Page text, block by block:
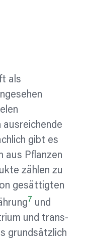
als
ausreichende
gibt es
aus Pflanzen
zählen zu
gesättigten
7 und
und trans-
grundsätzlich